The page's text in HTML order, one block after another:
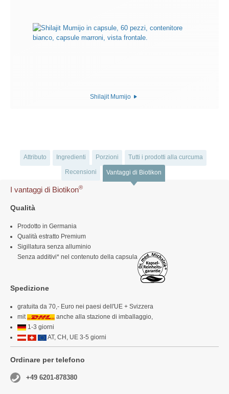
Shilajit Mumijo
Attributo Ingredienti Porzioni Tutti i prodotti alla curcuma
Recensioni Vantaggi di Biotikon
I vantaggi di Biotikon®
Qualità
Prodotto in Germania
Qualità estratto Premium
Sigillatura senza alluminio
Senza additivi* nel contenuto della capsula
Spedizione
gratuita da 70,- Euro nei paesi dell'UE + Svizzera
mit
anche alla stazione di imballaggio,
1-3 giorni
AT, CH, UE 3-5 giorni
Ordinare per telefono
+49 6201-878380